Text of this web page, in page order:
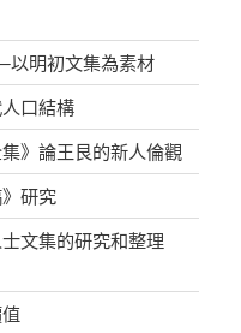
明初文集為素材
口結構
論王艮的新人倫觀
研究
文集的研究和整理